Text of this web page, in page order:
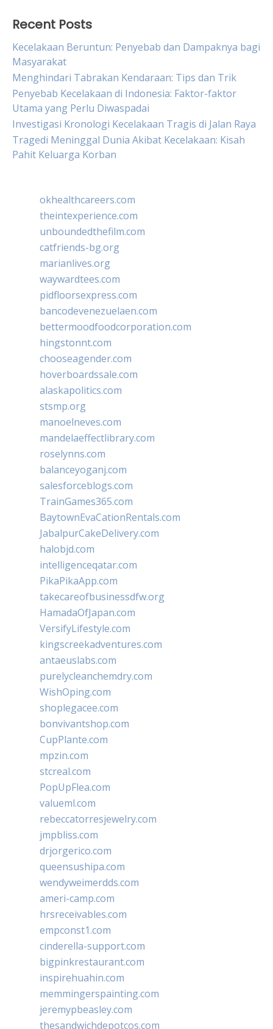
Recent Posts
Kecelakaan Beruntun: Penyebab dan Dampaknya bagi
Masyarakat
Menghindari Tabrakan Kendaraan: Tips dan Trik
Penyebab Kecelakaan di Indonesia: Faktor-faktor
Utama yang Perlu Diwaspadai
Investigasi Kronologi Kecelakaan Tragis di Jalan Raya
Tragedi Meninggal Dunia Akibat Kecelakaan: Kisah
Pahit Keluarga Korban
okhealthcareers.com
theintexperience.com
unboundedthefilm.com
catfriends-bg.org
marianlives.org
waywardtees.com
pidfloorsexpress.com
bancodevenezuelaen.com
bettermoodfoodcorporation.com
hingstonnt.com
chooseagender.com
hoverboardssale.com
alaskapolitics.com
stsmp.org
manoelneves.com
mandelaeffectlibrary.com
roselynns.com
balanceyoganj.com
salesforceblogs.com
TrainGames365.com
BaytownEvaCationRentals.com
JabalpurCakeDelivery.com
halobjd.com
intelligenceqatar.com
PikaPikaApp.com
takecareofbusinessdfw.org
HamadaOfJapan.com
VersifyLifestyle.com
kingscreekadventures.com
antaeuslabs.com
purelycleanchemdry.com
WishOping.com
shoplegacee.com
bonvivantshop.com
CupPlante.com
mpzin.com
stcreal.com
PopUpFlea.com
valueml.com
rebeccatorresjewelry.com
jmpbliss.com
drjorgerico.com
queensushipa.com
wendyweimerdds.com
ameri-camp.com
hrsreceivables.com
empconst1.com
cinderella-support.com
bigpinkrestaurant.com
inspirehuahin.com
memmingerspainting.com
jeremypbeasley.com
thesandwichdepotcos.com